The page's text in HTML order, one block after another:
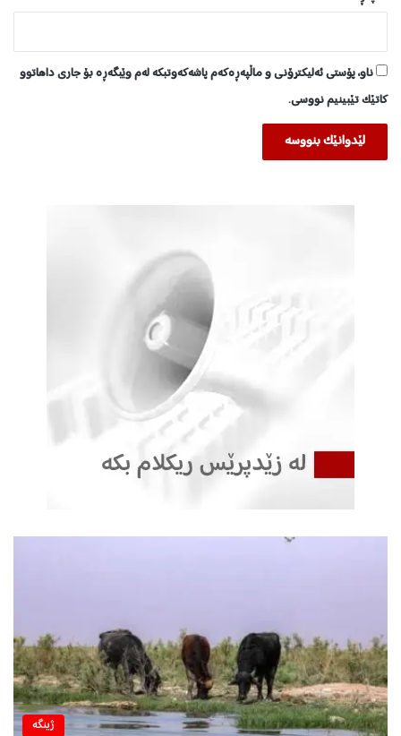
ناو، پۆستی ئەلیکترۆنی و ماڵپەڕەکەم پاشەکەوتبکە لەم وێبگەڕە بۆ جاری داهاتوو
کاتێک تێبینیم نووسی.
ژینگه‌